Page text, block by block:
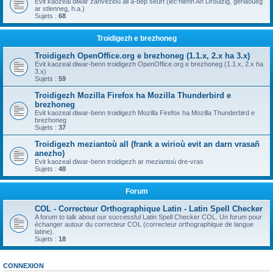
ar stlenneg, h.a.)
Sujets : 68
Troidigezh e brezhoneg
Troidigezh OpenOffice.org e brezhoneg (1.1.x, 2.x ha 3.x)
Evit kaozeal diwar-benn troidigezh OpenOffice.org e brezhoneg (1.1.x, 2.x ha
3.x)
Sujets : 59
Troidigezh Mozilla Firefox ha Mozilla Thunderbird e
brezhoneg
Evit kaozeal diwar-benn troidigezh Mozilla Firefox ha Mozilla Thunderbird e
brezhoneg
Sujets : 37
Troidigezh meziantoù all (frank a wirioù evit an darn vrasañ
anezho)
Evit kaozeal diwar-benn troidigezh ar meziantoù dre-vras
Sujets : 48
Forum
COL - Correcteur Orthographique Latin - Latin Spell Checker
A forum to talk about our successful Latin Spell Checker COL. Un forum pour
échanger autour du correcteur COL (correcteur orthographique de langue
latine).
Sujets : 18
CONNEXION